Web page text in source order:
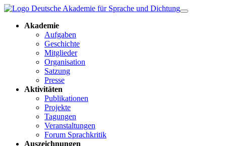
Akademie
Aufgaben
Geschichte
Mitglieder
Organisation
Satzung
Presse
Aktivitäten
Publikationen
Projekte
Tagungen
Veranstaltungen
Forum Sprachkritik
Auszeichnungen